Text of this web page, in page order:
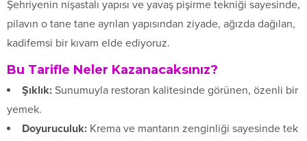
Şehriyenin nişastalı yapısı ve yavaş pişirme tekniği sayesinde,
pilavın o tane tane ayrılan yapısından ziyade, ağızda dağılan,
kadifemsi bir kıvam elde ediyoruz.
Bu Tarifle Neler Kazanacaksınız?
Şıklık: Sunumuyla restoran kalitesinde görünen, özenli bir
yemek.
Doyuruculuk: Krema ve mantarın zenginliği sayesinde tek